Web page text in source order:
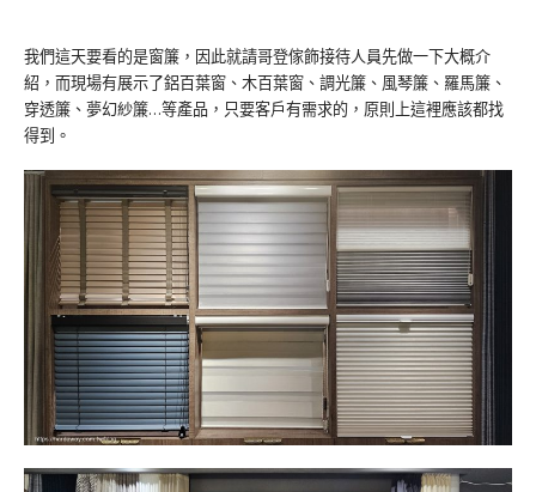
我們這天要看的是窗簾，因此就請哥登傢飾接待人員先做一下大概介
紹，而現場有展示了鋁百葉窗、木百葉窗、調光簾、風琴簾、羅馬簾、
穿透簾、夢幻紗簾…等產品，只要客戶有需求的，原則上這裡應該都找
得到。